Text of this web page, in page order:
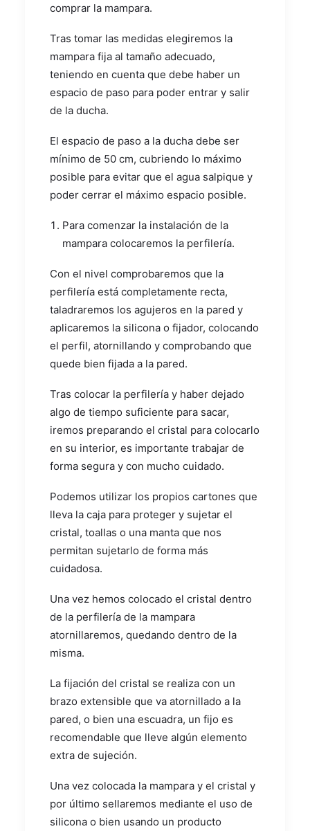
comprar la mampara.
Tras tomar las medidas elegiremos la
mampara fija al tamaño adecuado,
teniendo en cuenta que debe haber un
espacio de paso para poder entrar y salir
de la ducha.
El espacio de paso a la ducha debe ser
mínimo de 50 cm, cubriendo lo máximo
posible para evitar que el agua salpique y
poder cerrar el máximo espacio posible.
Para comenzar la instalación de la
mampara colocaremos la perfilería.
Con el nivel comprobaremos que la
perfilería está completamente recta,
taladraremos los agujeros en la pared y
aplicaremos la silicona o fijador, colocando
el perfil, atornillando y comprobando que
quede bien fijada a la pared.
Tras colocar la perfilería y haber dejado
algo de tiempo suficiente para sacar,
iremos preparando el cristal para colocarlo
en su interior, es importante trabajar de
forma segura y con mucho cuidado.
Podemos utilizar los propios cartones que
lleva la caja para proteger y sujetar el
cristal, toallas o una manta que nos
permitan sujetarlo de forma más
cuidadosa.
Una vez hemos colocado el cristal dentro
de la perfilería de la mampara
atornillaremos, quedando dentro de la
misma.
La fijación del cristal se realiza con un
brazo extensible que va atornillado a la
pared, o bien una escuadra, un fijo es
recomendable que lleve algún elemento
extra de sujeción.
Una vez colocada la mampara y el cristal y
por último sellaremos mediante el uso de
silicona o bien usando un producto